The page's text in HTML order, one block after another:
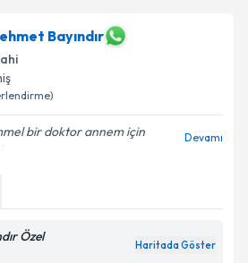
Bayındır
bir doktor annem için
Devamı
Özel
Haritada Göster